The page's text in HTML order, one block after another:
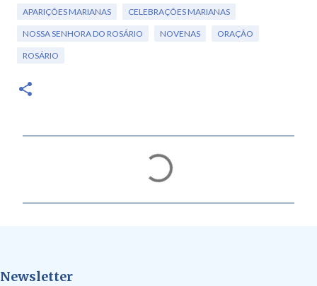
APARIÇÕES MARIANAS CELEBRAÇÕES MARIANAS
NOSSA SENHORA DO ROSÁRIO NOVENAS ORAÇÃO
ROSÁRIO
á
Newsletter